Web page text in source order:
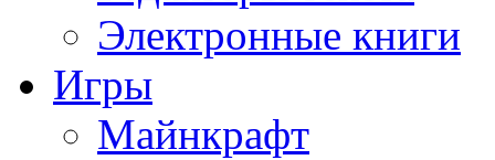
Электронные книги
Игры
Майнкрафт